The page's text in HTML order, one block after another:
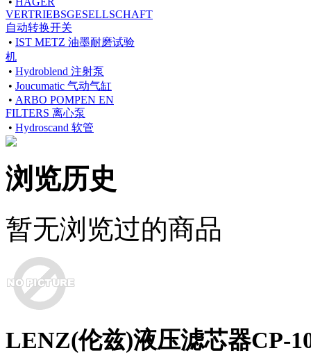
VERTRIEBSGESELLSCHAFT
自动转换开关
• IST METZ 油墨耐磨试验
机
• Hydroblend 注射泵
• Joucumatic 气动气缸
• ARBO POMPEN EN
FILTERS 离心泵
• Hydroscand 软管
浏览历史
暂无浏览过的商品
LENZ(伦兹)液压滤芯器CP-